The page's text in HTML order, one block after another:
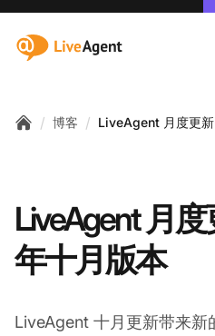
:site.title
/ 博客 / LiveAgent 月度更
LiveAgent 月
年十月版本
LiveAgent 十月更新带来新